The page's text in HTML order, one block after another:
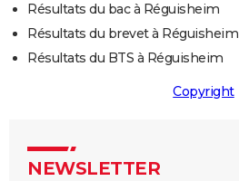
Résultats du bac à Réguisheim
Résultats du brevet à Réguisheim
Résultats du BTS à Réguisheim
Copyright
NEWSLETTER